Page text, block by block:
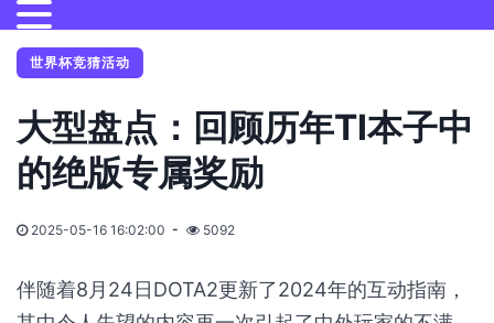
世界杯竞猜活动
大型盘点：回顾历年TI本子中
的绝版专属奖励
2025-05-16 16:02:00 5092
伴随着8月24日DOTA2更新了2024年的互动指南，